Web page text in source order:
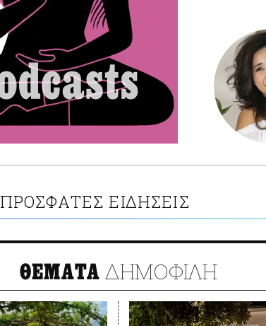
ΠΡΟΣΦΑΤΕΣ ΕΙΔΗΣΕΙΣ
ΘΕΜΑΤΑ ΔΗΜΟΦΙΛΗ